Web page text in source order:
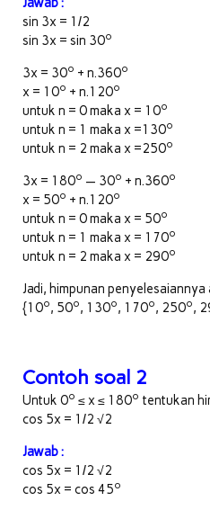
sin 3x = 1/2
sin 3x = sin 30o
3x = 30o + n.360o
x = 10o + n.120o
untuk n = 0 maka x = 10o
untuk n = 1 maka x =130o
untuk n = 2 maka x =250o
3x = 180o — 30o + n.360o
x = 50o + n.120o
untuk n = 0 maka x = 50o
untuk n = 1 maka x = 170o
untuk n = 2 maka x = 290o
Jadi, himpunan penyelesaiannya
{10o, 50o, 130o, 170o, 250o,
Contoh soal 2
Untuk 0o ≤ x ≤ 180o tentukan
cos 5x = 1/2 √2
Jawab :
cos 5x = 1/2 √2
cos 5x = cos 45o